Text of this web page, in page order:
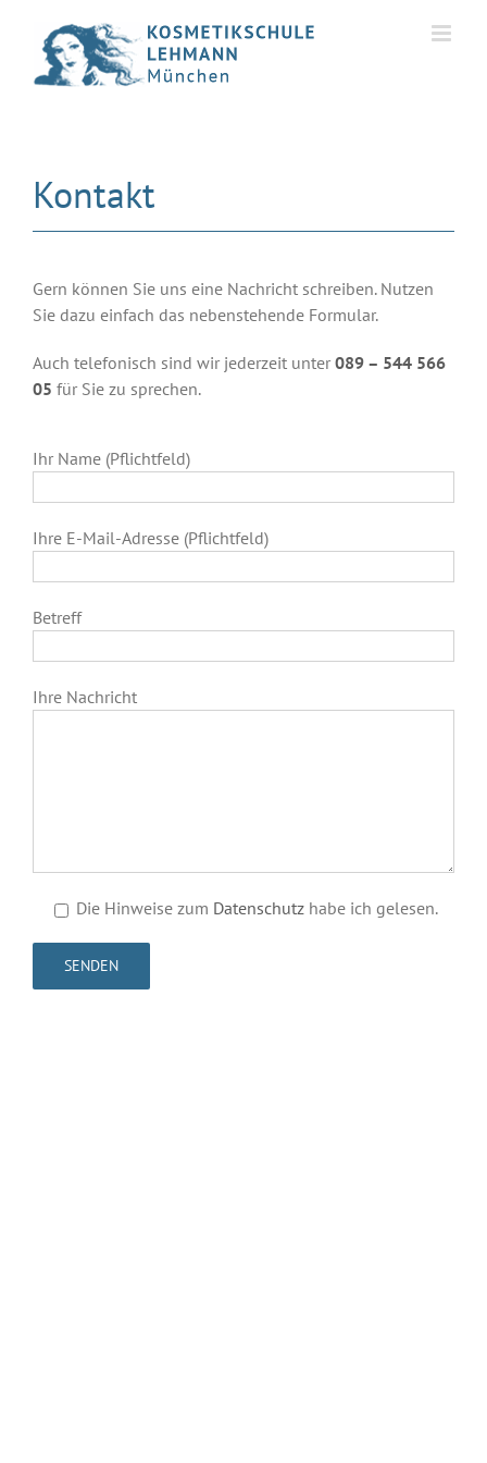
content
Kontakt
Gern können Sie uns eine Nachricht schreiben. Nutzen
Sie dazu einfach das nebenstehende Formular.
Auch telefonisch sind wir jederzeit unter 089 – 544 566
05 für Sie zu sprechen.
Ihr Name (Pflichtfeld)
Ihre E-Mail-Adresse (Pflichtfeld)
Betreff
Ihre Nachricht
Die Hinweise zum Datenschutz habe ich gelesen.